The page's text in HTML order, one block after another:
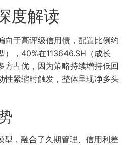
度解读
向于高评级信用债，配置比例约
），40%在113646.SH（成长
方占优，因为策略持续增持低回
性紧缩时触发，整体呈现净多头
型，融合了久期管理、信用利差